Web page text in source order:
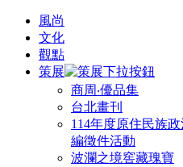
風尚
文化
觀點
策展
商周‧優品集
台北畫刊
114年度原住民族
編徵件活動
波瀾之境窖藏瑰寶